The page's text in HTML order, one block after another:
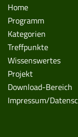
Home
Programm
Kategorien
Treffpunkte
Wissenswertes
Projekt
Download-Bereich
Impressum/